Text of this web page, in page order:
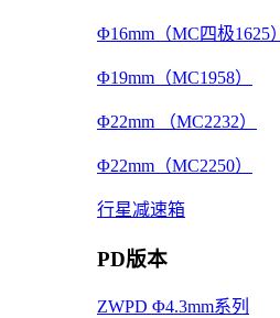
Φ16mm（MC四极1625）
Φ19mm（MC1958）
Φ22mm （MC2232）
Φ22mm（MC2250）
行星减速箱
PD版本
ZWPD Φ4.3mm系列